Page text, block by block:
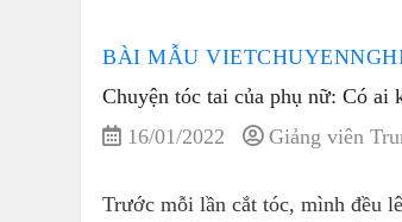
BÀI MẪU
Chuyện tóc tai của phụ nữ: Có ai
16/01/2022
Giảng viên
Trước mỗi lần cắt tóc, mình đều